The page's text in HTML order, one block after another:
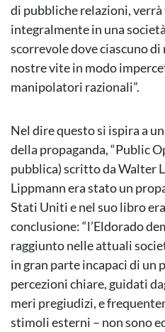
di pubbliche relazioni,
integralmente in una
scorrevole dove ciascuno
nostre vite in modo
manipolatori razionali”.
Nel dire questo si ispira a
della propaganda, “Public
pubblica) scritto da Walter
Lippmann era stato un
Stati Uniti e nel suo libro
conclusione: “l’Eldorado
raggiunto nelle attuali
in gran parte incapaci di un
percezioni chiare, guidati
meri pregiudizi, e
stimoli esterni – non sono